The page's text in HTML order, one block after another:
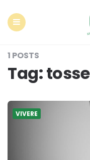
1 POSTS
Tag:tosse
VIVERE